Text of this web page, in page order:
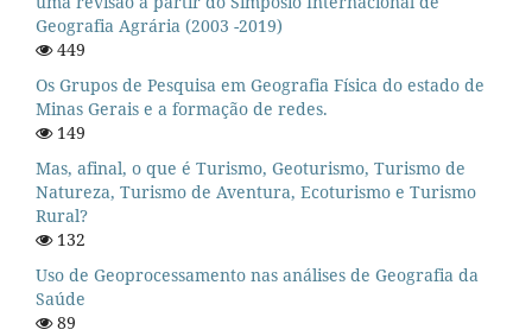
Geografia Agrária (2003 -2019)
449
Os Grupos de Pesquisa em Geografia Física do estado de
Minas Gerais e a formação de redes.
149
Mas, afinal, o que é Turismo, Geoturismo, Turismo de
Natureza, Turismo de Aventura, Ecoturismo e Turismo
Rural?
132
Uso de Geoprocessamento nas análises de Geografia da
Saúde
89